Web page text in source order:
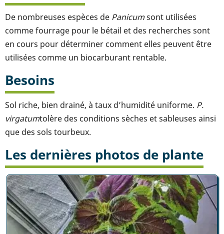
De nombreuses espèces de Panicumsont utilisées
comme fourrage pour le bétail et des recherches sont
en cours pour déterminer comment elles peuvent être
utilisées comme un biocarburant rentable.
Besoins
Sol riche, bien drainé, à taux d’humidité uniforme. P.
virgatumtolère des conditions sèches et sableuses ainsi
que des sols tourbeux.
Les dernières photos de plante